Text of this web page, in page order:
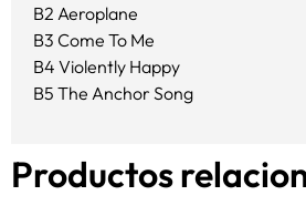
B2 Aeroplane
B3 Come To Me
B4 Violently Happy
B5 The Anchor Song
Productos